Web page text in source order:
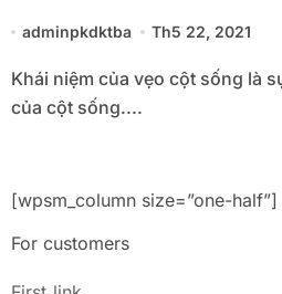
adminpkdktba Th5 22, 2021
Khái niệm của vẹo cột sống là sự cong vẹo bất thường
của cột sống....
[wpsm_column size=”one-half”]
For customers